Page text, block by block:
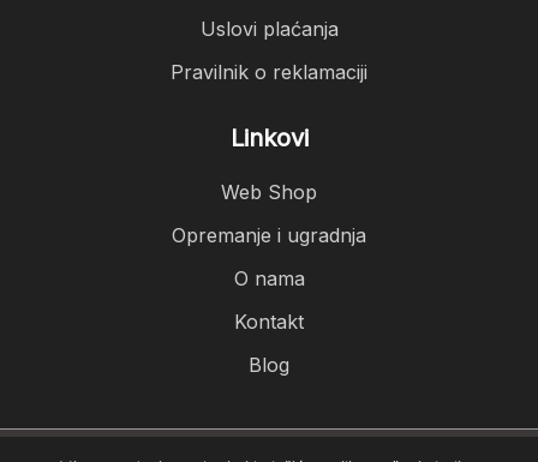
Uslovi plaćanja
Pravilnik o reklamaciji
Linkovi
Web Shop
Opremanje i ugradnja
O nama
Kontakt
Blog